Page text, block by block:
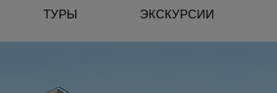
ТУРЫ ЭКСКУРСИИ